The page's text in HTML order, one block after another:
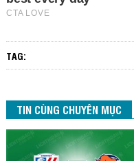
TAG:
TIN CÙNG CHUYÊN MỤC